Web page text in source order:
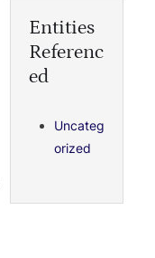
Entities
Referenc
ed
Uncateg
orized